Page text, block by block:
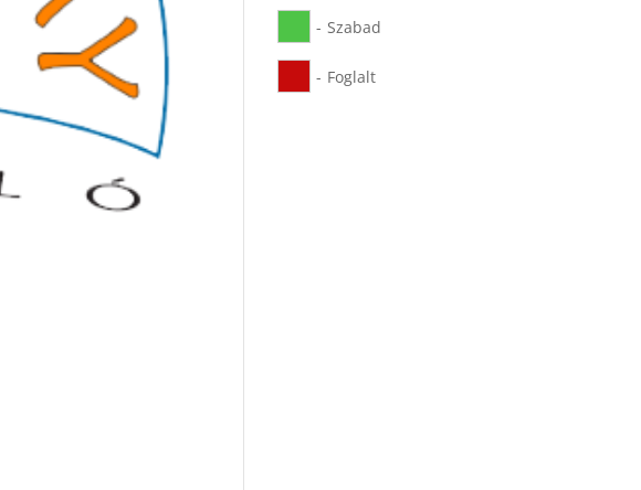
- Szabad
- Foglalt